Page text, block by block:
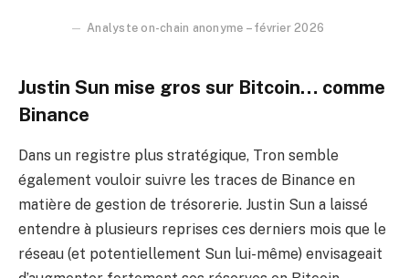
Analyste on-chain anonyme – février 2026
Justin Sun mise gros sur Bitcoin… comme
Binance
Dans un registre plus stratégique, Tron semble
également vouloir suivre les traces de Binance en
matière de gestion de trésorerie. Justin Sun a laissé
entendre à plusieurs reprises ces derniers mois que le
réseau (et potentiellement Sun lui-même) envisageait